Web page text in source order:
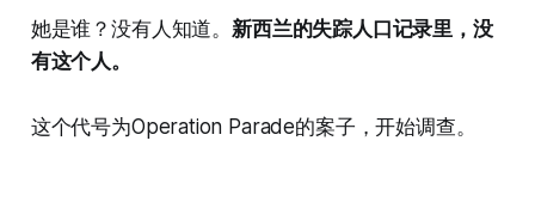
她是谁？没有人知道。 新西兰的失踪人口记录里，没
有这个人。
这个代号为Operation Parade的案子，开始调查。